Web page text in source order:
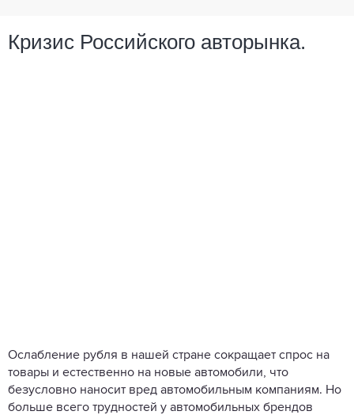
Кризис Российского авторынка.
Ослабление рубля в нашей стране сокращает спрос на
товары и естественно на новые автомобили, что
безусловно наносит вред автомобильным компаниям. Но
больше всего трудностей у автомобильных брендов